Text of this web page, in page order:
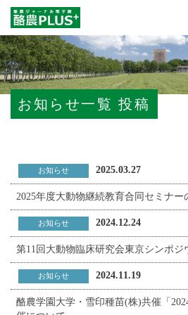
お知らせ一覧 投稿
お知らせ 2025.03.27
2025年度大動物継続教育合同セミナー
お知らせ 2024.12.24
第11回大動物臨床研究会東京シンポジ
お知らせ 2024.11.19
酪農学園大学・雪印種苗(株)共催「